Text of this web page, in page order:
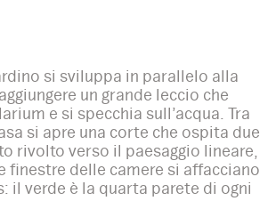
si sviluppa in parallelo alla
un grande leccio che
e si specchia sull’acqua. Tra
si apre una corte che ospita due
rivolto verso il paesaggio lineare,
finestre delle camere si affacciano
il verde è la quarta parete di ogni